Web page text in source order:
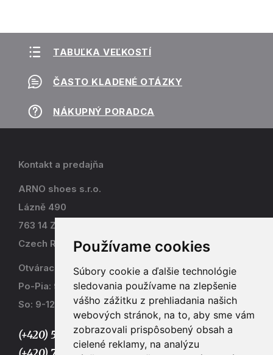
Používame cookies
Súbory cookie a ďalšie technológie
sledovania používame na zlepšenie
vášho zážitku z prehliadania našich
webových stránok, na to, aby sme vám
zobrazovali prispôsobený obsah a
cielené reklamy, na analýzu
TABUĽKA VEĽKOSTÍ
ČASTO KLADENÉ OTÁZKY
NÁKUPNÝ PORADCA
Kontakt a predajňa
ARNO shoes s.r.o.
Lázně 490
763 14 Zlín - Kostelec
Czech Republic
Otváracia doba
Po-Pia: 9-17
So: 9-12
(+420) 577 915 036,